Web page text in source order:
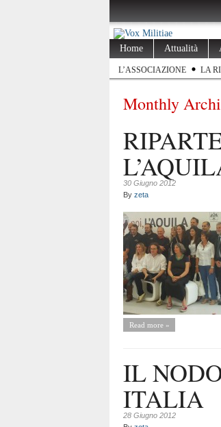
Home Attualità
L’ASSOCIAZIONE LA
Monthly
30 Giugno 2012
By zeta
Read more »
IL
ITALIA
28 Giugno 2012